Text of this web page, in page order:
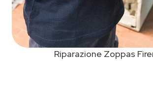
Riparazione Zoppas